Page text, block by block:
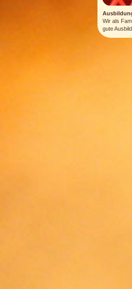
Wir als
gute